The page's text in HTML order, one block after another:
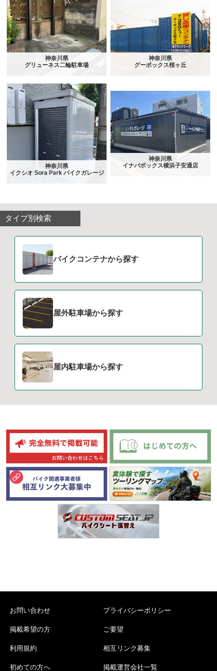
神奈川県
グリューネス二輪駐車場
神奈川県
グーボックス桜ヶ丘
神奈川県
イクシオ Sora Park バイクガレージ
神奈川県
イナバボックス横浜子安通店
タイプ別検索
バイクコンテナから探す
屋外駐車場から探す
屋内駐車場から探す
お問い合わせ プライバシーポリシー
掲載希望の方 ご要望
利用規約 相互リンク募集
初めての方へ 掲載運営会社一覧